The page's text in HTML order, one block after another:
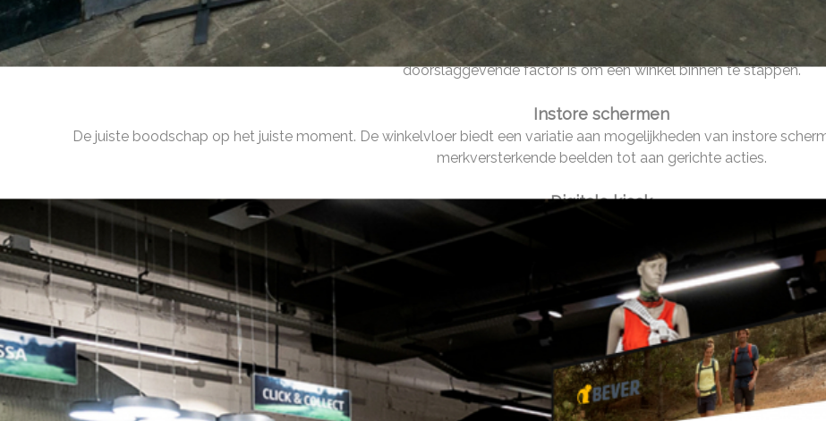
Etalage schermen
Levendige beelden in etalages vallen op en houden de aandachtvast van voorbijgangers. Maar liefst 29% van
doorslaggevende factor is om een winkel binnen te stappen.
Instore schermen
De juiste boodschap op het juiste moment. De winkelvloer biedt een variatie aan mogelijkheden van instore
merkversterkende beelden tot aan gerichte acties.
Digitale kiosk
Via het touchscreenkan je klant door de collectie bladeren, reviews bekijken en items naar zijn of haar